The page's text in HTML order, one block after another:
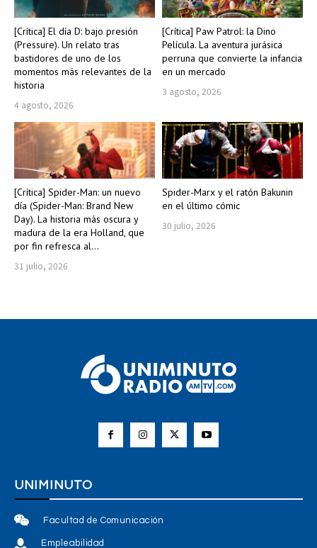
[Crítica] El día D: bajo presión
(Pressure). Un relato tras
bastidores de uno de los
momentos más relevantes de la
historia
4 agosto, 2026
[Crítica] Paw Patrol: la Dino
Película. La aventura jurásica
perruna que convierte la infancia
en un mercado
3 agosto, 2026
[Crítica] Spider-Man: un nuevo
día (Spider-Man: Brand New
Day). La historia más oscura y
madura de la era Holland, que
por fin refresca al...
31 julio, 2026
Spider-Marx y el ratón Bakunin
en el último cómic
30 julio, 2026
UNIMINUTO
Facultad de Comunicación
Empleabilidad